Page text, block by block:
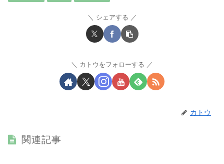
シェアする
カトウをフォローする
カトウ
関連記事